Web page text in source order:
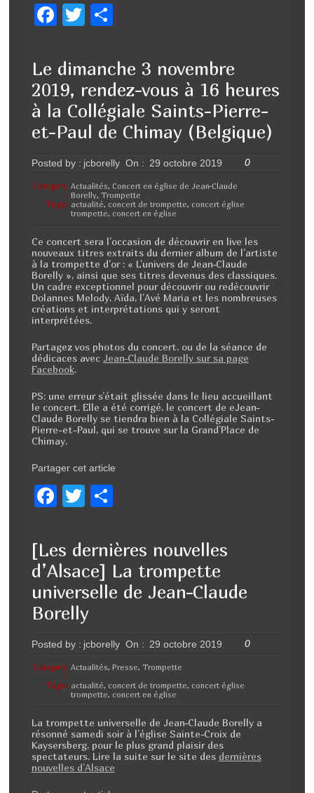
F
c
e
b
o
k
T
tt
er
ta
g
er
Le dimanche 3 novembre
2019, rendez-vous à 16 heures
à la Collégiale Saints-Pierre-
et-Paul de Chimay (Belgique)
Posted by : jcborelly On : 29 octobre 2019 0
Category
:
Actualités, Concert en église de Jean-Claude
Borelly, Trompette
Tags: actualité, concert de trompette, concert église
trompette, concert en église
Ce concert sera l’occasion de découvrir en live les
nouveaux titres extraits du dernier album de l’artiste
à la trompette d’or : « L’univers de Jean-Claude
Borelly », ainsi que ses titres devenus des classiques.
Un cadre exceptionnel pour découvrir ou redécouvrir
Dolannes Melody, Aïda, l’Avé Maria et les nombreuses
créations et interprétations qui y seront
interprétées.
Partagez vos photos du concert, ou de la séance de
dédicaces avec Jean-Claude Borelly sur sa page
Facebook.
PS: une erreur s’était glissée dans le lieu accueillant
le concert. Elle a été corrigé, le concert de eJean-
Claude Borelly se tiendra bien à la Collégiale Saints-
Pierre-et-Paul, qui se trouve sur la Grand’Place de
Chimay.
Partager cet article
F
c
e
b
o
k
T
tt
er
ta
g
er
[Les dernières nouvelles
d’Alsace] La trompette
universelle de Jean-Claude
Borelly
Posted by : jcborelly On : 29 octobre 2019 0
Category
:
Actualités,Presse, Trompette
Tags: actualité, concert de trompette, concert église
trompette, concert en église
La trompette universelle de Jean-Claude Borelly a
résonné samedi soir à l’église Sainte-Croix de
Kaysersberg, pour le plus grand plaisir des
spectateurs. Lire la suite sur le site des dernières
nouvelles d’Alsace